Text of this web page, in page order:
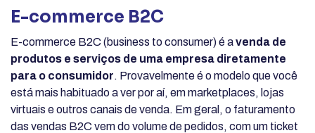
E-commerce B2C
E-commerce B2C (business to consumer) é avenda de
produtos e serviços de uma empresa diretamente
para o consumidor. Provavelmente é o modelo que você
está mais habituado a ver por aí, em marketplaces, lojas
virtuais e outros canais de venda. Em geral, o faturamento
das vendas B2C vem do volume de pedidos, com um ticket